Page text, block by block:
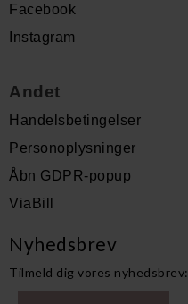
Facebook
Instagram
Andet
Handelsbetingelser
Personoplysninger
Åbn GDPR-popup
ViaBill
Nyhedsbrev
Tilmeld dig vores nyhedsbrev: